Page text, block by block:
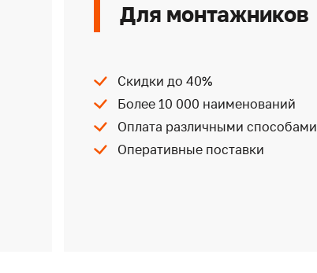
Для монтажников
Скидки до 40%
Более 10 000 наименований
Оплата различными способами
Оперативные поставки